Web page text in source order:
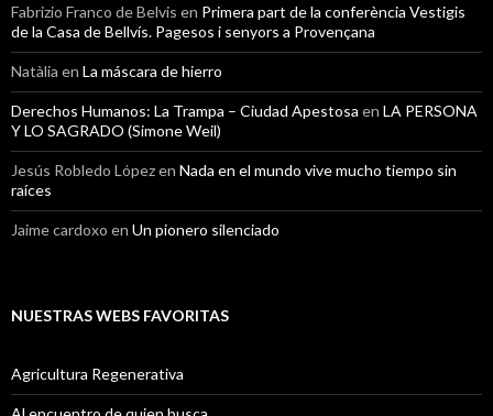
Fabrizio Franco de Belvis en Primera part de la conferència Vestigis
de la Casa de Bellvís. Pagesos i senyors a Provençana
Natàlia en La máscara de hierro
Derechos Humanos: La Trampa – Ciudad Apestosa en LA PERSONA
Y LO SAGRADO (Simone Weil)
Jesús Robledo Lópezen Nada en el mundo vive mucho tiempo sin
raíces
Jaime cardoxo en Un pionero silenciado
NUESTRAS WEBS FAVORITAS
Agricultura Regenerativa